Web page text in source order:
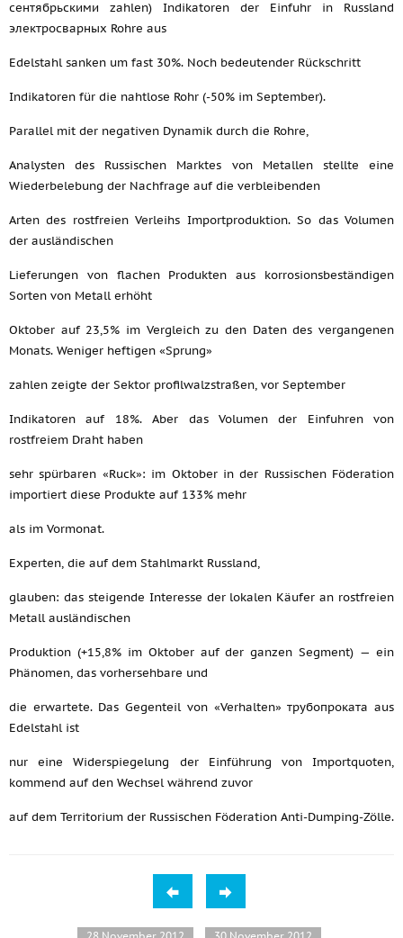
сентябрьскими zahlen) Indikatoren der Einfuhr in Russland
электросварных Rohre aus
Edelstahl sanken um fast 30%. Noch bedeutender Rückschritt
Indikatoren für die nahtlose Rohr (-50% im September).
Parallel mit der negativen Dynamik durch die Rohre,
Analysten des Russischen Marktes von Metallen stellte eine
Wiederbelebung der Nachfrage auf die verbleibenden
Arten des rostfreien Verleihs Importproduktion. So das Volumen
der ausländischen
Lieferungen von flachen Produkten aus korrosionsbeständigen
Sorten von Metall erhöht
Oktober auf 23,5% im Vergleich zu den Daten des vergangenen
Monats. Weniger heftigen «Sprung»
zahlen zeigte der Sektor profilwalzstraßen, vor September
Indikatoren auf 18%. Aber das Volumen der Einfuhren von
rostfreiem Draht haben
sehr spürbaren «Ruck»: im Oktober in der Russischen Föderation
importiert diese Produkte auf 133% mehr
als im Vormonat.
Experten, die auf dem Stahlmarkt Russland,
glauben: das steigende Interesse der lokalen Käufer an rostfreien
Metall ausländischen
Produktion (+15,8% im Oktober auf der ganzen Segment) — ein
Phänomen, das vorhersehbare und
die erwartete. Das Gegenteil von «Verhalten» трубопроката aus
Edelstahl ist
nur eine Widerspiegelung der Einführung von Importquoten,
kommend auf den Wechsel während zuvor
auf dem Territorium der Russischen Föderation Anti-Dumping-Zölle.